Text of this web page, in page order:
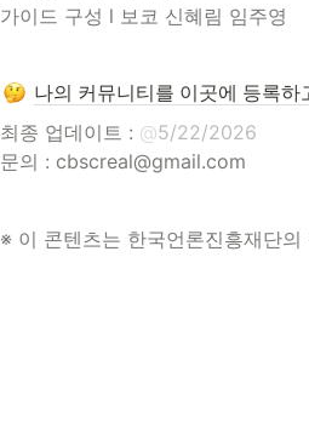
가이드 구성 l 보코 신혜림 임주영
나의 커뮤니티를 이곳에 등록하
최종 업데이트 : @5/22/2026
문의 : cbscreal@gmail.com
※ 이 콘텐츠는 한국언론진흥재단